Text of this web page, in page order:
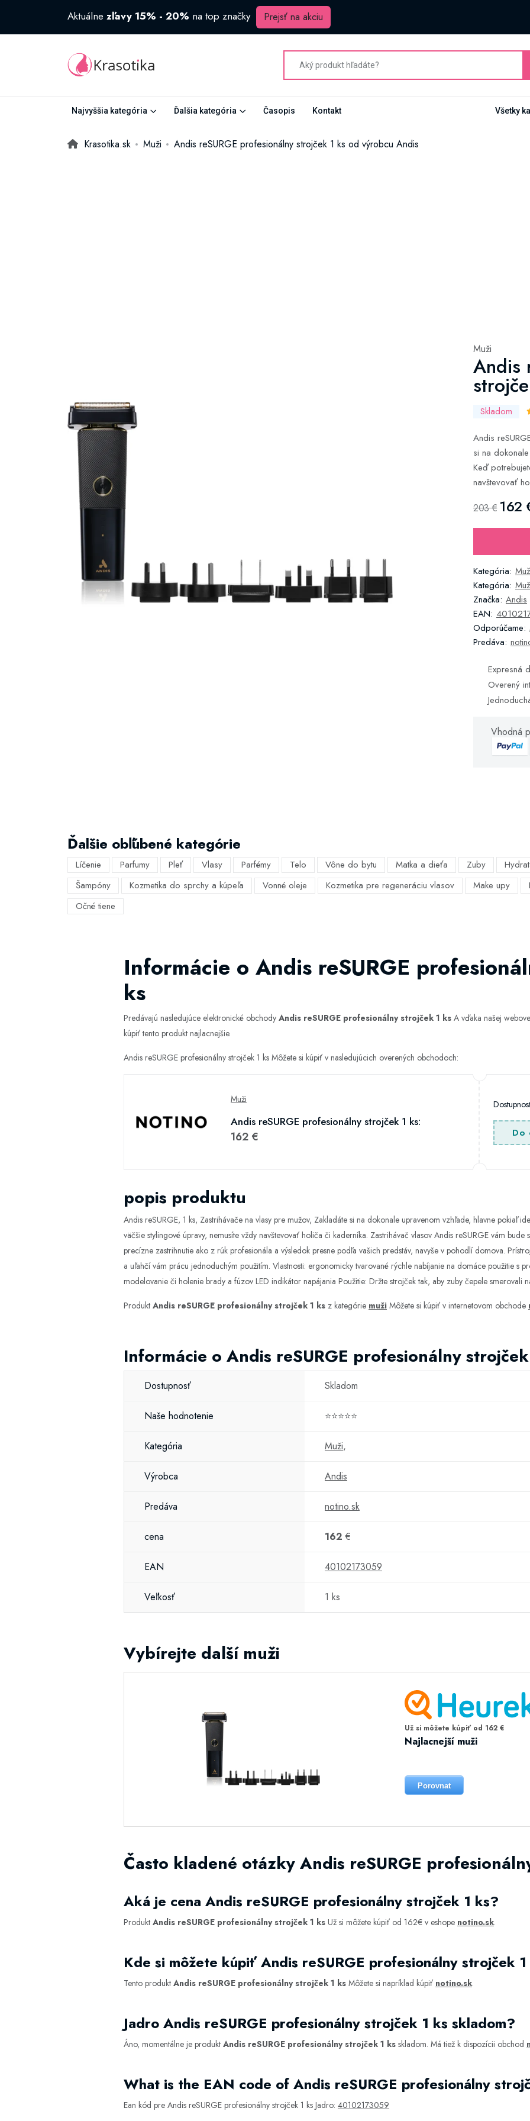
Aktuálne zľavy 15% - 20% na top značky Prejsť na akciu
Najvyššia kategória Ďalšia kategória Časopis Kontakt Všetky
Krasotika.sk Muži Andis reSURGE profesionálny strojček 1 ks od výrobcu Andis
Muži
Andis
Skladom
Andis
si na
Keď
navštevovať
203 € 162
Kategória:
Kategória:
Značka: Andis
EAN:
Odporúčame:
Predáva:
Expresná
Overený
Vhodná
Ďalšie obľúbené kategórie
Líčenie Parfumy Pleť Vlasy Parfémy Telo Vône do bytu Matka a dieťa Zuby
Šampóny
Kozmetika do sprchy a kúpeľa Vonné oleje Kozmetika pre regeneráciu vlasov Make upy
Očné tiene
Informácie o Andis reSURGE
ks
Predávajú nasledujúce elektronické obchody Andis reSURGE profesionálny strojček 1 ks A vďaka našej
kúpiť tento produkt najlacnejšie.
Andis reSURGE profesionálny strojček 1 ks Môžete si kúpiť v nasledujúcich overených obchodoch:
Muži
Andis reSURGE profesionálny strojček 1 ks:
162 € Do
popis produktu
Andis reSURGE, 1 ks, Zastrihávače na vlasy pre mužov, Zakladáte si na dokonale upravenom vzhľade, hlavne pokiaľ
väčšie stylingové úpravy, nemusíte vždy navštevovať holiča či kaderníka. Zastrihávač vlasov Andis reSURGE vám
precízne zastrihnutie ako z rúk profesionála a výsledok presne podľa vašich predstáv, navyše v pohodlí domova.
a uľahčí vám prácu jednoduchým použitím. Vlastnosti: ergonomicky tvarované rýchle nabíjanie na domáce použitie s
modelovanie či holenie brady a fúzov LED indikátor napájania Použitie: Držte strojček tak, aby zuby čepele smerovali
Produkt Andis reSURGE profesionálny strojček 1 ks z kategórie muži Môžete si kúpiť v internetovom obchode
Informácie o Andis reSURGE profesionálny
Dostupnosť Skladom
Naše hodnotenie ⭐⭐⭐⭐⭐
Kategória Muži,
Výrobca Andis
Predáva notino.sk
cena 162 €
EAN 40102173059
Veľkosť 1 ks
Vybírejte další muži
Už si môžete kúpiť od 162 €
Najlacnejší muži
Porovnat
Často kladené otázky Andis reSURGE
Aká je cena Andis reSURGE profesionálny strojček 1 ks?
Produkt Andis reSURGE profesionálny strojček 1 ks Už si môžete kúpiť od 162€ v eshope notino.sk.
Kde si môžete kúpiť Andis reSURGE profesionálny strojček
Tento produkt Andis reSURGE profesionálny strojček 1 ks Môžete si napríklad kúpiť notino.sk.
Jadro Andis reSURGE profesionálny strojček 1 ks skladom?
Áno, momentálne je produkt Andis reSURGE profesionálny strojček 1 ks skladom. Má tiež k dispozícii obchod
What is the EAN code of Andis reSURGE profesionálny
Ean kód pre Andis reSURGE profesionálny strojček 1 ks Jadro: 40102173059